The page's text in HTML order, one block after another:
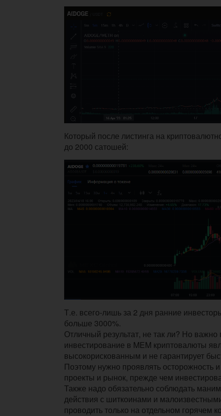
Который после листинга на
до 2000 сатошей:
Т.е. всего-лишь за 2 дня ранние
больше 3000%.
Отличный результат, не так ли? Но важно
инвестирование в MEM криптовалюты
высокорискованным и не гарантирует
Поэтому нужно проявлять осторожность
проекты и рынок, прежде чем
Также надо обязательно соблюдать
действия с шиткоинами и
проводить только на отдельном горячем